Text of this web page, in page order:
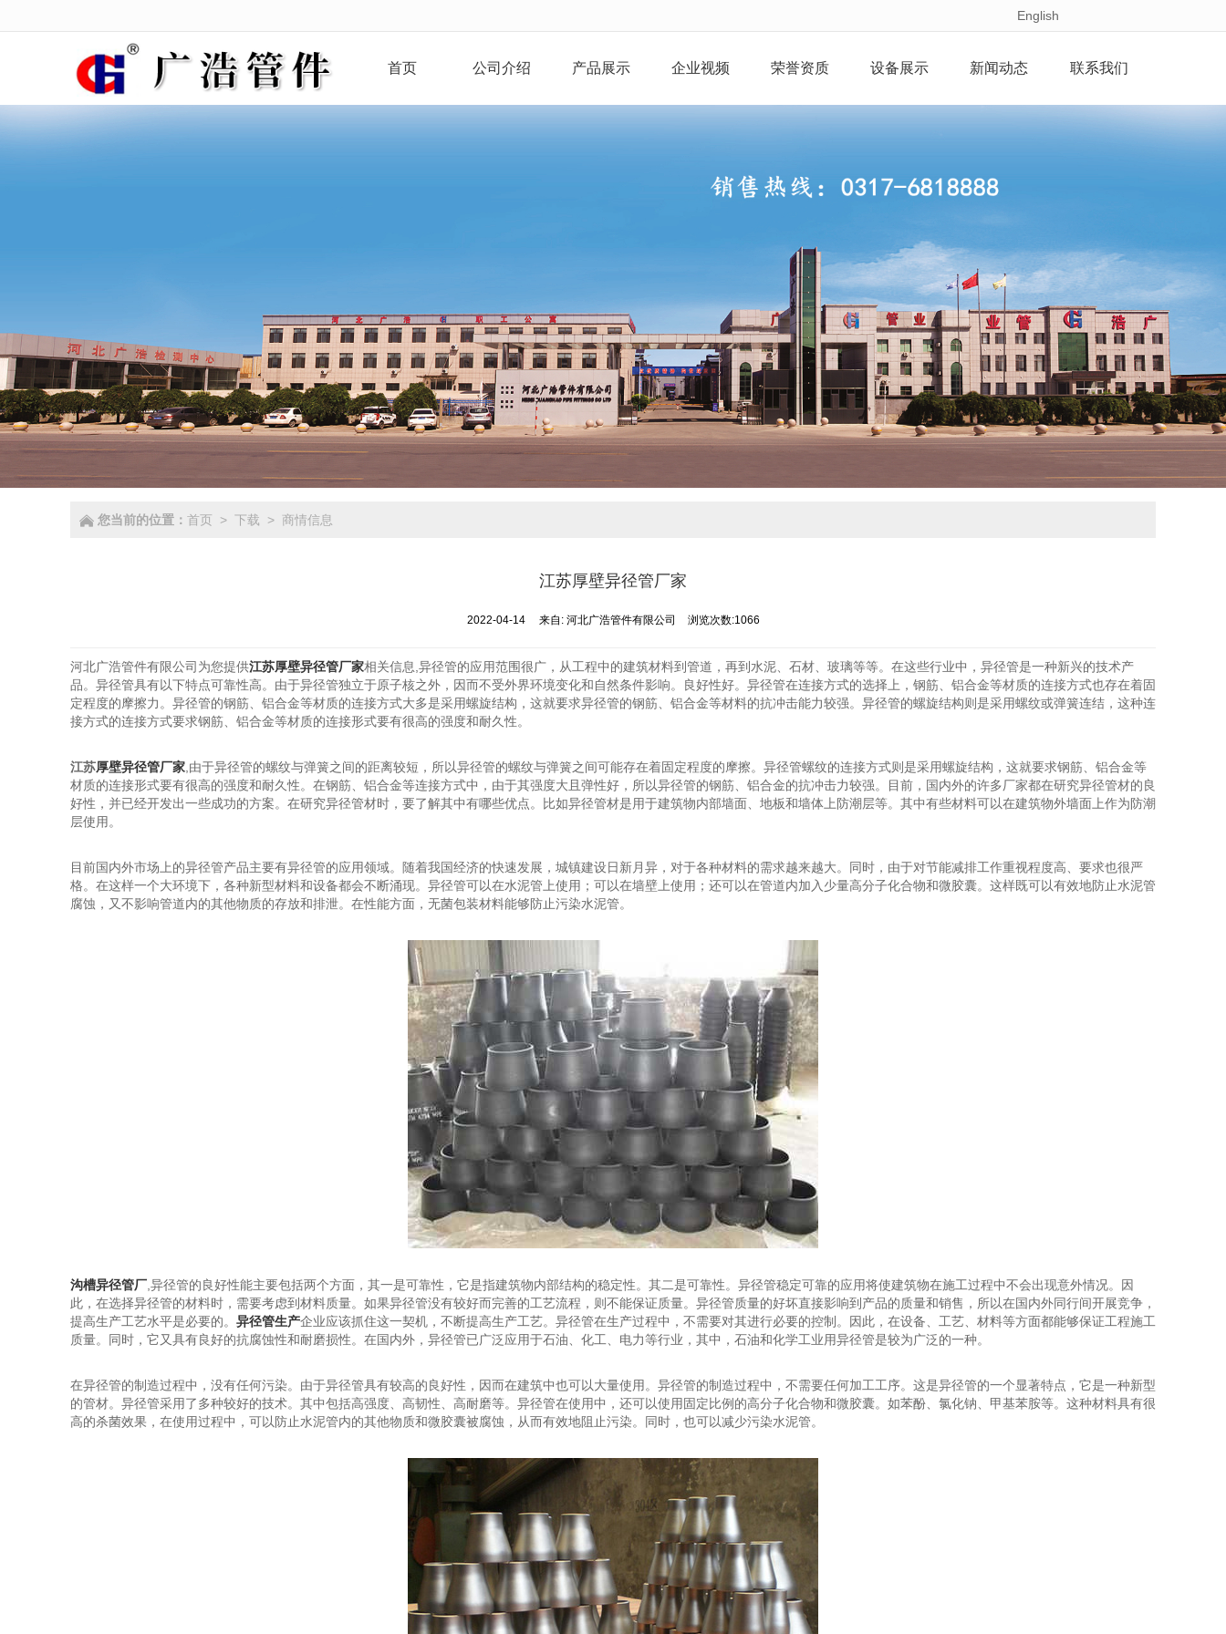
English
首页 公司介绍 产品展示 企业视频 荣誉资质 设备展示 新闻动态 联系我们
您当前的位置： 首页 > 下载 > 商情信息
江苏厚壁异径管厂家
2022-04-14 来自: 河北广浩管件有限公司 浏览次数:1066
河北广浩管件有限公司为您提供江苏厚壁异径管厂家相关信息,异径管的应用范围很广，从工程中的建筑材料到管道，再到水泥、石材、玻璃等等。在这些行业中，异径管是一种新兴的技术产
品。异径管具有以下特点可靠性高。由于异径管独立于原子核之外，因而不受外界环境变化和自然条件影响。良好性好。异径管在连接方式的选择上，钢筋、铝合金等材质的连接方式也存在着固
定程度的摩擦力。异径管的钢筋、铝合金等材质的连接方式大多是采用螺旋结构，这就要求异径管的钢筋、铝合金等材料的抗冲击能力较强。异径管的螺旋结构则是采用螺纹或弹簧连结，这种连
接方式的连接方式要求钢筋、铝合金等材质的连接形式要有很高的强度和耐久性。
江苏厚壁异径管厂家 ,由于异径管的螺纹与弹簧之间的距离较短，所以异径管的螺纹与弹簧之间可能存在着固定程度的摩擦。异径管螺纹的连接方式则是采用螺旋结构，这就要求钢筋、铝合金等
材质的连接形式要有很高的强度和耐久性。在钢筋、铝合金等连接方式中，由于其强度大且弹性好，所以异径管的钢筋、铝合金的抗冲击力较强。目前，国内外的许多厂家都在研究异径管材的良
好性，并已经开发出一些成功的方案。在研究异径管材时，要了解其中有哪些优点。比如异径管材是用于建筑物内部墙面、地板和墙体上防潮层等。其中有些材料可以在建筑物外墙面上作为防潮
层使用。
目前国内外市场上的异径管产品主要有异径管的应用领域。随着我国经济的快速发展，城镇建设日新月异，对于各种材料的需求越来越大。同时，由于对节能减排工作重视程度高、要求也很严
格。在这样一个大环境下，各种新型材料和设备都会不断涌现。异径管可以在水泥管上使用；可以在墙壁上使用；还可以在管道内加入少量高分子化合物和微胶囊。这样既可以有效地防止水泥管
腐蚀，又不影响管道内的其他物质的存放和排泄。在性能方面，无菌包装材料能够防止污染水泥管。
沟槽异径管厂 ,异径管的良好性能主要包括两个方面，其一是可靠性，它是指建筑物内部结构的稳定性。其二是可靠性。异径管稳定可靠的应用将使建筑物在施工过程中不会出现意外情况。因
此，在选择异径管的材料时，需要考虑到材料质量。如果异径管没有较好而完善的工艺流程，则不能保证质量。异径管质量的好坏直接影响到产品的质量和销售，所以在国内外同行间开展竞争，
提高生产工艺水平是必要的。 异径管生产企业应该抓住这一契机，不断提高生产工艺。异径管在生产过程中，不需要对其进行必要的控制。因此，在设备、工艺、材料等方面都能够保证工程施工
质量。同时，它又具有良好的抗腐蚀性和耐磨损性。在国内外，异径管已广泛应用于石油、化工、电力等行业，其中，石油和化学工业用异径管是较为广泛的一种。
在异径管的制造过程中，没有任何污染。由于异径管具有较高的良好性，因而在建筑中也可以大量使用。异径管的制造过程中，不需要任何加工工序。这是异径管的一个显著特点，它是一种新型
的管材。异径管采用了多种较好的技术。其中包括高强度、高韧性、高耐磨等。异径管在使用中，还可以使用固定比例的高分子化合物和微胶囊。如苯酚、氯化钠、甲基苯胺等。这种材料具有很
高的杀菌效果，在使用过程中，可以防止水泥管内的其他物质和微胶囊被腐蚀，从而有效地阻止污染。同时，也可以减少污染水泥管。